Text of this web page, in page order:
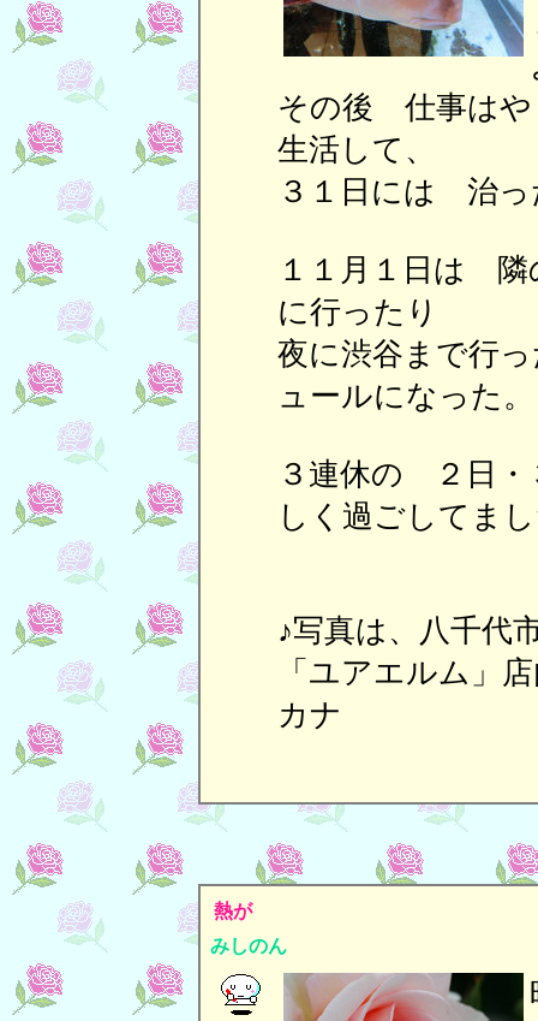
その後 仕事は
生活して、
３１日には 治っ
１１月１日は 隣
に行ったり
夜に渋谷まで行
ュールになった。
３連休の ２日
しく過ごしてま
♪写真は、八千代
「ユアエルム」
カナ
熱が
みしのん